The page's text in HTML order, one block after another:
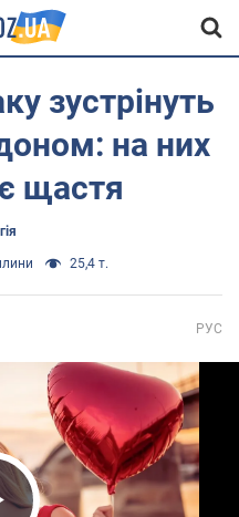
зустрінуть
на них
щастя
25,4 т.
РУС